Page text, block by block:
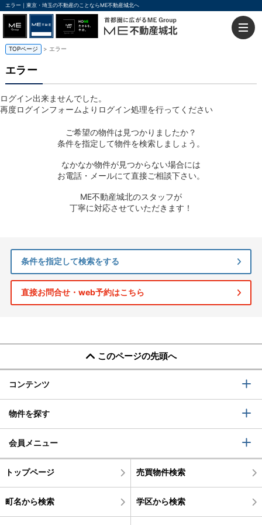
エラー｜東京・埼玉の不動産のことならME不動産城北へ
TOPページ > エラー
エラー
ログイン出来ませんでした。
再度ログインフォームよりログイン処理を行ってください
ご希望の物件は見つかりましたか？
条件を指定して物件を検索しましょう。
なかなか物件が見つからない場合には
お電話・メールにて直接ご相談下さい。
ME不動産城北のスタッフが
丁寧に対応させていただきます！
条件を指定して検索をする
直接お問合せ・web予約はこちら
このページの先頭へ
コンテンツ
物件を探す
会員メニュー
トップページ 売買物件検索
町名から検索 学区から検索